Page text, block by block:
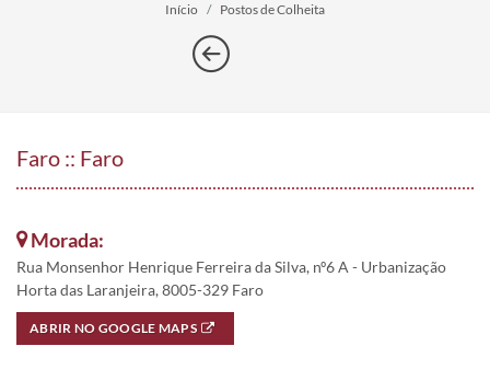
Início Postos de Colheita
Faro :: Faro
Morada:
Rua Monsenhor Henrique Ferreira da Silva, nº6 A - Urbanização
Horta das Laranjeira, 8005-329 Faro
ABRIR NO GOOGLE MAPS